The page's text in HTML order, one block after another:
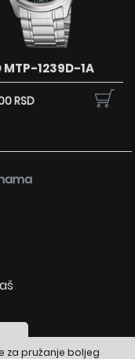
za pružanje boljeg
MTP-1239D-1A
RSD